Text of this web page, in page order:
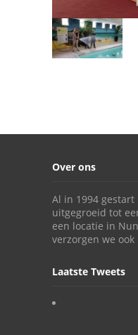
Over ons
Al in 1994
uitgegroeid tot
een locatie in
verzorgen we
Laatste Tweets